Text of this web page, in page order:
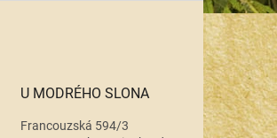
U MODRÉHO SLONA
Francouzská 594/3